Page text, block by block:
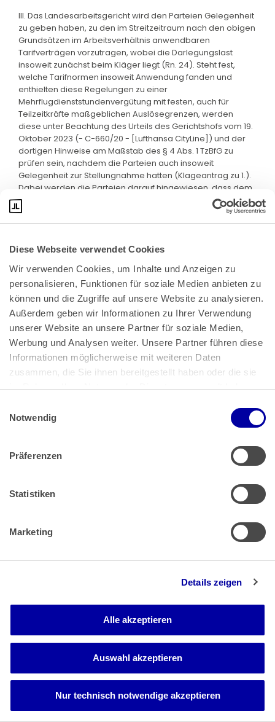
Diese Webseite verwendet Cookies
Wir verwenden Cookies, um Inhalte und Anzeigen zu
personalisieren, Funktionen für soziale Medien anbieten zu
können und die Zugriffe auf unsere Website zu analysieren.
Außerdem geben wir Informationen zu Ihrer Verwendung
unserer Website an unsere Partner für soziale Medien,
Werbung und Analysen weiter. Unsere Partner führen diese
Informationen möglicherweise mit weiteren Daten
zusammen, die Sie ihnen bereitgestellt haben oder die sie
im Rahmen Ihrer Nutzung der Dienste gesammelt haben.
Impressum
Notwendig
Präferenzen
Statistiken
Marketing
Details zeigen
Alle akzeptieren
Auswahl akzeptieren
Nur technisch notwendige akzeptieren
III. Das Landesarbeitsgericht wird den Parteien Gelegenheit
zu geben haben, zu den im Streitzeitraum nach den obigen
Grundsätzen im Arbeitsverhältnis anwendbaren
Tarifverträgen vorzutragen, wobei die Darlegungslast
insoweit zunächst beim Kläger liegt (Rn. 24). Steht fest,
welche Tarifnormen insoweit Anwendung fanden und
enthielten diese Regelungen zu einer
Mehrflugdienststundenvergütung mit festen, auch für
Teilzeitkräfte maßgeblichen Auslösegrenzen, werden
diese unter Beachtung des Urteils des Gerichtshofs vom 19.
Oktober 2023 (- C-660/20 - [Lufthansa CityLine]) und der
dortigen Hinweise am Maßstab des § 4 Abs. 1 TzBfG zu
prüfen sein, nachdem die Parteien auch insoweit
Gelegenheit zur Stellungnahme hatten (Klageantrag zu 1.).
Dabei werden die Parteien darauf hingewiesen, dass dem
Landesarbeitsgericht die Schriftsätze aus dem
Revisionsverfahren und dem
Vorabentscheidungsverfahren nicht vorliegen. Von
Klageanträgen zu 3. bis 5. - sieht der Senat im Hinblick auf
53113 Bonn
Impressum
Zahlung & Versand
Muster Widerrufsformular (PDF)
Remissionsbedingungen für den Handel
Barrierefreiheit
Mediadaten
Media-Center